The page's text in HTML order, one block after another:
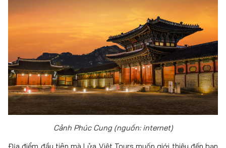
Cảnh Phúc Cung (nguồn: internet)